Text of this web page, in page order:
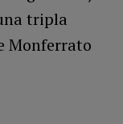
tripla
Monferrato